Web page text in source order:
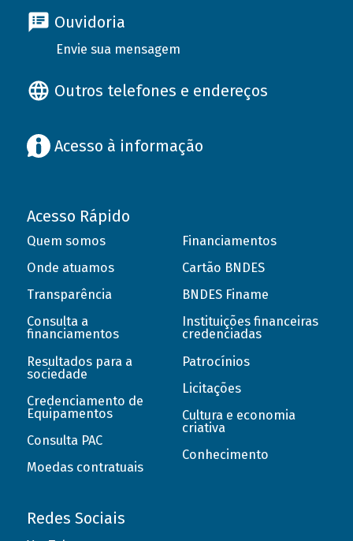
Ouvidoria
Envie sua mensagem
Outros telefones e endereços
Acesso à informação
Acesso Rápido
Quem somos
Onde atuamos
Transparência
Consulta a
financiamentos
Resultados para a
sociedade
Credenciamento de
Equipamentos
Consulta PAC
Moedas contratuais
Financiamentos
Cartão BNDES
BNDES Finame
Instituições financeiras
credenciadas
Patrocínios
Licitações
Cultura e economia
criativa
Conhecimento
Redes Sociais